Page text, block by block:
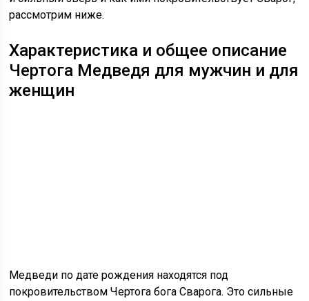
рассмотрим ниже.
Характеристика и общее описание
Чертога Медведя для мужчин и для
женщин
Медведи по дате рождения находятся под
покровительством Чертога бога Сварога. Это сильные